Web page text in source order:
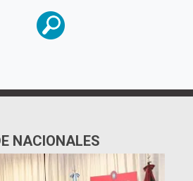
NACIONALES